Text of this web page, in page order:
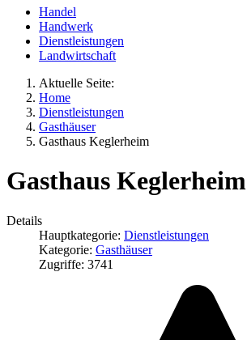
Handel
Handwerk
Dienstleistungen
Landwirtschaft
Aktuelle Seite:
Home
Dienstleistungen
Gasthäuser
Gasthaus Keglerheim
Gasthaus Keglerheim
Details
Hauptkategorie: Dienstleistungen
Kategorie: Gasthäuser
Zugriffe: 3741